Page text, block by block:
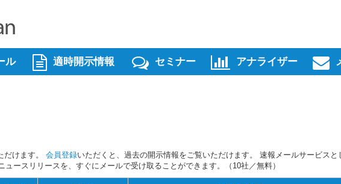
ル 適時開示情報 セミナー アナライザー
だけます。 会員登録いただくと、過去の開示情報をご覧いただけます。 速報メールサービスと
ュースリリースを、すぐにメールで受け取ることができます。（10社／無料）